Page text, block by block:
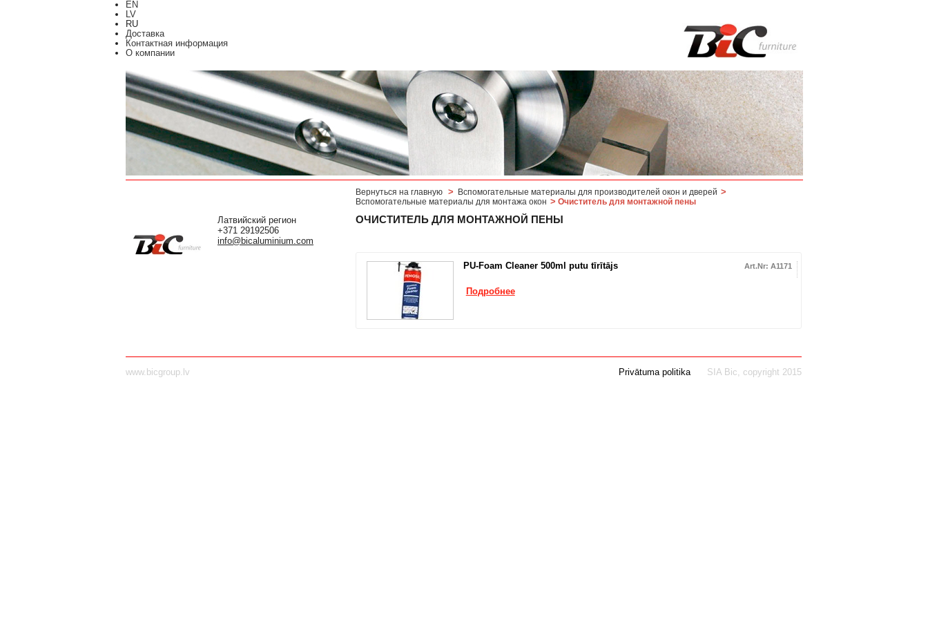
EN
LV
RU
Доставка
Контактная информация
О компании
Латвийский регион
+371 29192506
info@bicaluminium.com
Вернуться на главную > Вспомогательные материалы для производителей окон и дверей >
Вспомогательные материалы для монтажа окон > Очиститель для монтажной пены
ОЧИСТИТЕЛЬ ДЛЯ МОНТАЖНОЙ ПЕНЫ
PU-Foam Cleaner 500ml putu tīrītājs Art.Nr: A1171
Подробнее
www.bicgroup.lv Privātuma politika SIA Bic, copyright 2015